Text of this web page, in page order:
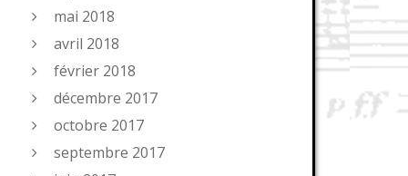
mai 2018
avril 2018
février 2018
décembre 2017
octobre 2017
septembre 2017